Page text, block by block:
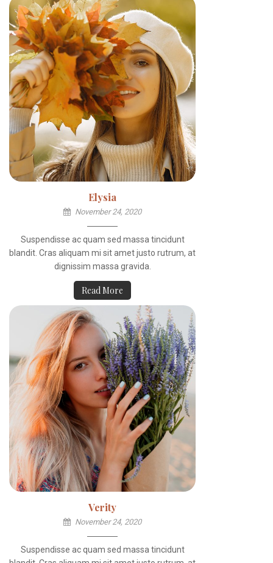
Elysia
November 24, 2020
Suspendisse ac quam sed massa tincidunt
blandit. Cras aliquam mi sit amet justo rutrum, at
dignissim massa gravida.
Read More
Verity
November 24, 2020
Suspendisse ac quam sed massa tincidunt